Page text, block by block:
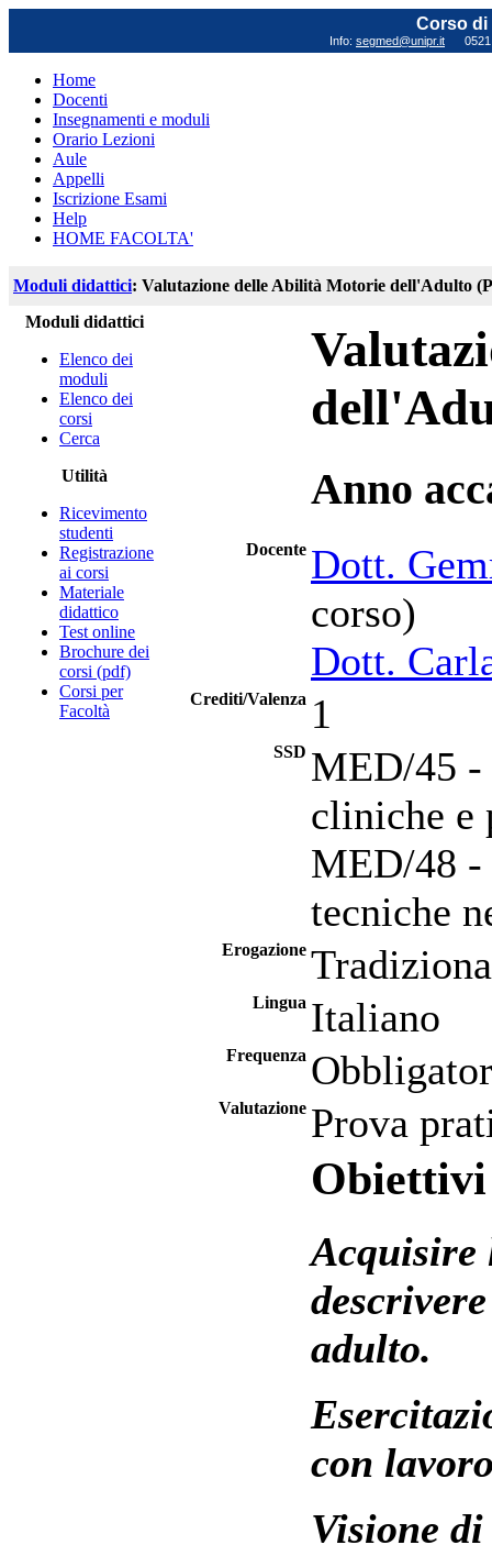
Corso di
Info: segmed@unipr.it
Home
Docenti
Insegnamenti e moduli
Orario Lezioni
Aule
Appelli
Iscrizione Esami
Help
HOME FACOLTA'
Moduli didattici: Valutazione delle Abilità Motorie dell'Adulto
Moduli didattici
Elenco dei
moduli
Elenco dei
corsi
Cerca
Utilità
Ricevimento
studenti
Registrazione
ai corsi
Materiale
didattico
Test online
Brochure dei
corsi (pdf)
Corsi per
Facoltà
Anno
Docente Dott.
corso)
Dott.
Crediti/Valenza 1
SSD MED/45 -
cliniche e
MED/48 -
tecniche
Erogazione
Lingua Italiano
Frequenza
Valutazione Prova
Acquisire
adulto.
con
Visione